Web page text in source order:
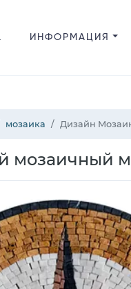
ИНФОРМАЦИЯ
мозаика Дизайн
мозаичный